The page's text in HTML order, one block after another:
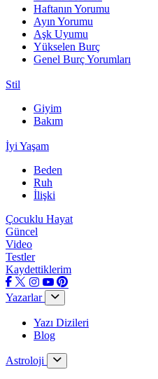
Haftanın Yorumu
Ayın Yorumu
Aşk Uyumu
Yükselen Burç
Genel Burç Yorumları
Stil
Giyim
Bakım
İyi Yaşam
Beden
Ruh
İlişki
Çocuklu Hayat
Güncel
Video
Testler
Kaydettiklerim
Yazarlar
Yazı Dizileri
Blog
Astroloji